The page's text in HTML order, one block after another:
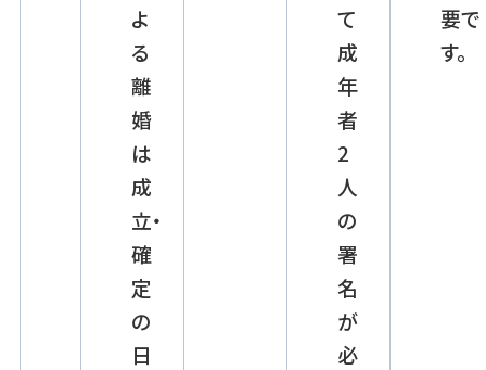
よ
る
離
婚
は
成
立・
確
定
の
日
て
成
年
者
2
人
の
署
名
が
必
要で
す。